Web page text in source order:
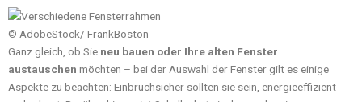
© AdobeStock/ FrankBoston
Ganz gleich, ob Sie neu bauen oder Ihre alten Fenster
austauschen möchten – bei der Auswahl der Fenster gilt es einige
Aspekte zu beachten: Einbruchsicher sollten sie sein, energieeffizient